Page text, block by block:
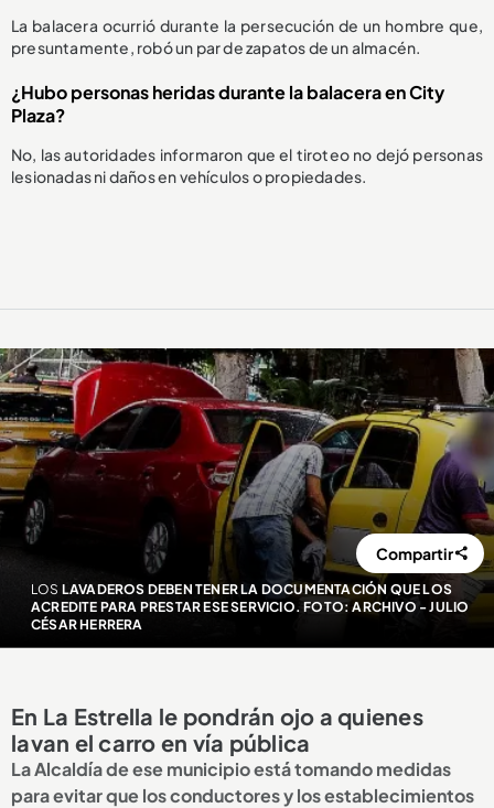
La balacera ocurrió durante la persecución de un hombre que,
presuntamente, robó un par de zapatos de un almacén.
¿Hubo personas heridas durante la balacera en City
Plaza?
No, las autoridades informaron que el tiroteo no dejó personas
lesionadas ni daños en vehículos o propiedades.
LOS LAVADEROS DEBEN TENER LA DOCUMENTACIÓN QUE LOS
ACREDITE PARA PRESTAR ESE SERVICIO. FOTO: ARCHIVO - JULIO
CÉSAR HERRERA
Compartir
En La Estrella le pondrán ojo a quienes
lavan el carro en vía pública
La Alcaldía de ese municipio está tomando medidas
para evitar que los conductores y los establecimientos